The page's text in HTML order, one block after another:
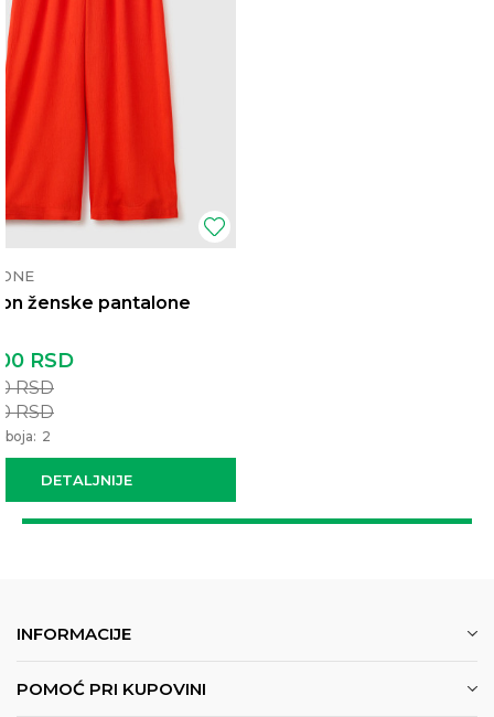
ženske pantalone
DETALJNIJE
RSD
RSD
RSD
boja: 2
INFORMACIJE
POMOĆ PRI KUPOVINI